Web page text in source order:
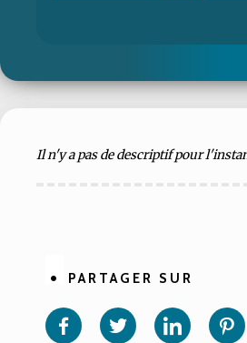
Il n'y a pas de descriptif pour
PARTAGER SUR
Partager
sur
Partager
sur sur